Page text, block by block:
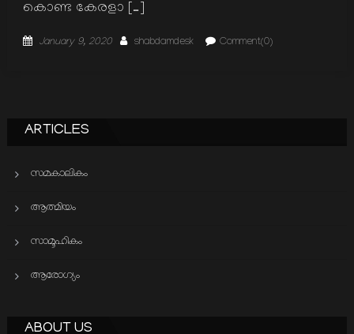
കൊണ്ട കേരളാ […]
Posted
January 9, 2020 Author
shabdamdesk Comment(0)
ARTICLES
സമകാലികം
ആത്മിയം
സാമൂഹികം
ആരോഗ്യം
ABOUT US